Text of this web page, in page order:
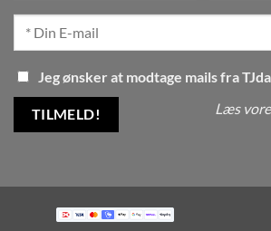
Jeg ønsker at modtage mails fra
Læs